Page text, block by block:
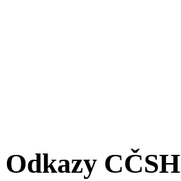
Odkazy CČSH